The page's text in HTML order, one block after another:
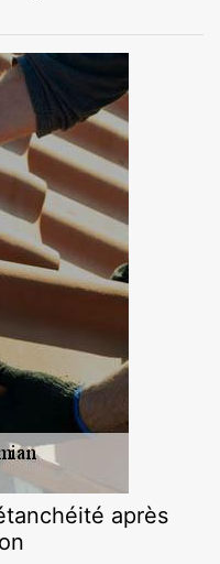
après